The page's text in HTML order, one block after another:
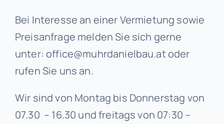
Bei Interesse an einer Vermietung sowie
Preisanfrage melden Sie sich gerne
unter: office@muhrdanielbau.at oder
rufen Sie uns an.
Wir sind von Montag bis Donnerstag von
07.30 – 16.30 und freitags von 07:30 –